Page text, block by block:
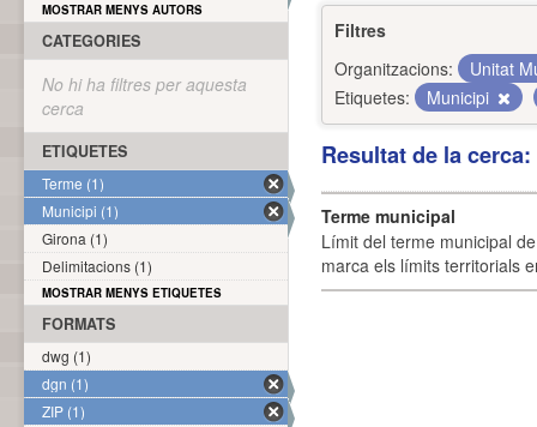
Filtres
Organitzacions:
Unitat
Etiquetes:
Municipi
Resultat de la
Terme municipal
Límit del terme municipal
marca els límits territorials
MOSTRAR MENYS AUTORS
CATEGORIES
No hi ha filtres per aquesta
cerca
ETIQUETES
Terme (1)
Municipi (1)
Girona (1)
Delimitacions (1)
MOSTRAR MENYS ETIQUETES
FORMATS
dwg (1)
dgn (1)
ZIP (1)